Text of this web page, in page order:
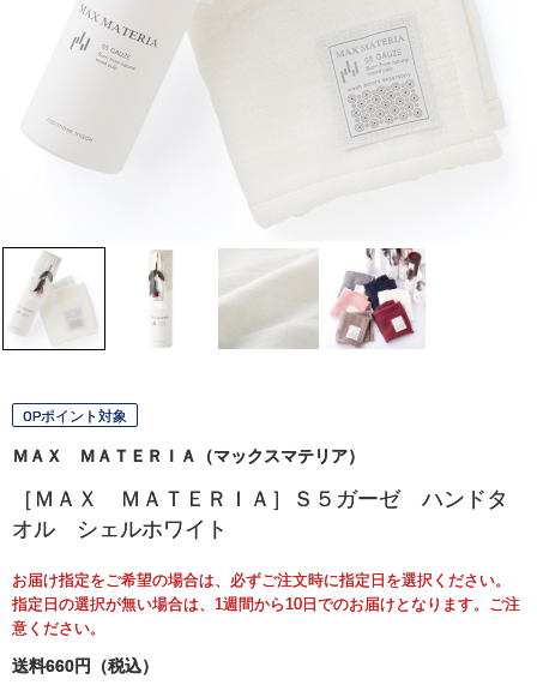
OPポイント対象
ＭＡＸ ＭＡＴＥＲＩＡ（マックスマテリア）
［ＭＡＸ ＭＡＴＥＲＩＡ］Ｓ５ガーゼ ハンドタ
オル シェルホワイト
お届け指定をご希望の場合は、必ずご注文時に指定日を選択ください。
指定日の選択が無い場合は、1週間から10日でのお届けとなります。ご注
意ください。
送料660円（税込）